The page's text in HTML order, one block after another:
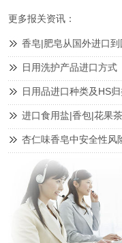
更多报关资讯：
香皂|肥皂从国外进口
日用洗护产品进口方式
日用品进口种类及HS
进口食用盐|香包|花果
杏仁味香皂中安全性风